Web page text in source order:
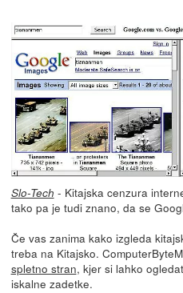
Slo-Tech - Kitajska cenzura
tako pa je tudi znano, da se
Če vas zanima kako izgleda
treba na Kitajsko.
spletno stran, kjer si lahko
iskalne zadetke.